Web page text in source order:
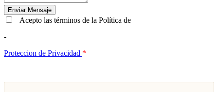
Acepto las términos de la Política de
-
Proteccion de Privacidad *